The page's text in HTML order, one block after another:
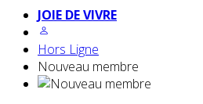
JOIE DE VIVRE
Hors Ligne
Nouveau membre